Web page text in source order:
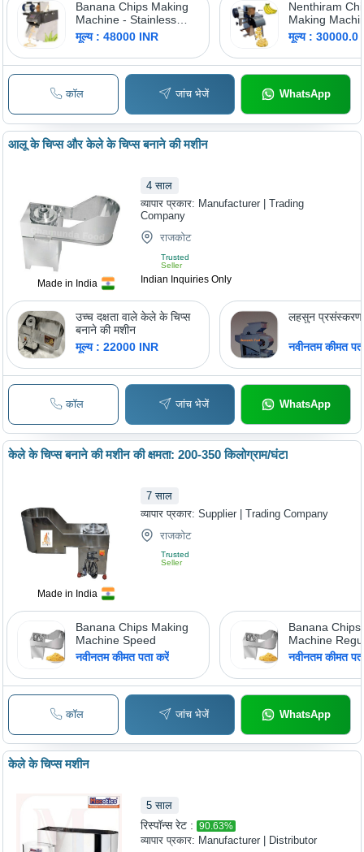
Banana Chips Making
Machine - Stainless
Steel, 30x20x40 cm,
100W Power
Consumption |
Adjustable Slice
Thickness 1-5 mm,
Automatic Operation,
10 kg/hr Production
Rate, Flexible Voltage
220V/50Hz
मूल्य : 48000 INR
Nenthiram
Making
Capacity: 50
मूल्य : 30000.0
कॉल जांच भेजें WhatsApp
Made in India
आलू के चिप्स और केले के चिप्स बनाने की मशीन
4 साल
व्यापार प्रकार: Manufacturer | Trading
Company
राजकोट
Trusted
Seller
Indian Inquiries Only
उच्च दक्षता वाले केले के चिप्स
बनाने की मशीन
मूल्य : 22000 INR
लहसुन प्रसंस्करण
नवीनतम कीमत
कॉल जांच भेजें WhatsApp
Made in India
केले के चिप्स बनाने की मशीन की क्षमता: 200-350 किलोग्राम/घंटा
7 साल
व्यापार प्रकार:Supplier | Trading Company
राजकोट
Trusted
Seller
Banana Chips Making
Machine Speed
नवीनतम कीमत पता करें
Banana
Machine
नवीनतम कीमत
कॉल जांच भेजें WhatsApp
केले के चिप्स मशीन
5 साल
रिस्पॉन्स रेट : 90.63%
व्यापार प्रकार: Manufacturer | Distributor